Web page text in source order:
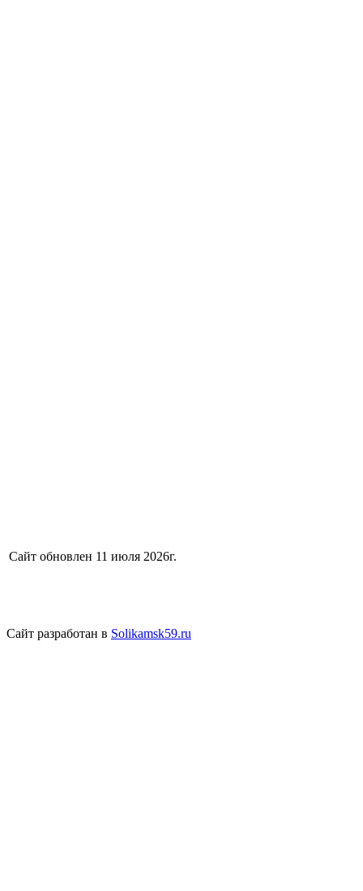
Сайт обновлен 11 июля 2026г.
Сайт разработан в Solikamsk59.ru